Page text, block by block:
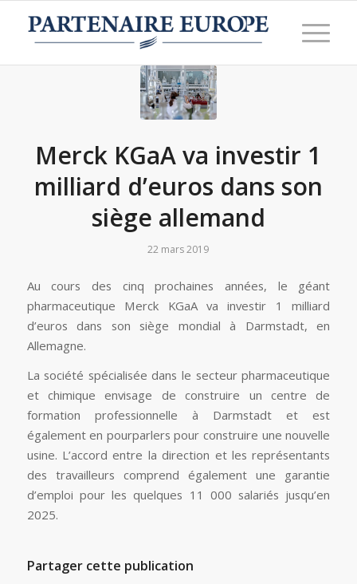
Merck KGaA va investir 1
milliard d’euros dans son
siège allemand
22 mars 2019
Au cours des cinq prochaines années, le géant
pharmaceutique Merck KGaA va investir 1 milliard
d’euros dans son siège mondial à Darmstadt, en
Allemagne.
La société spécialisée dans le secteur pharmaceutique
et chimique envisage de construire un centre de
formation professionnelle à Darmstadt et est
également en pourparlers pour construire une nouvelle
usine. L’accord entre la direction et les représentants
des travailleurs comprend également une garantie
d’emploi pour les quelques 11 000 salariés jusqu’en
2025.
Partager cette publication